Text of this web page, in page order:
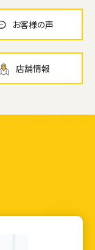
お客様の声
店舗情報